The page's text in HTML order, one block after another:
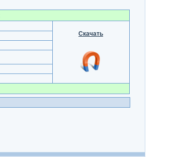
Скачать